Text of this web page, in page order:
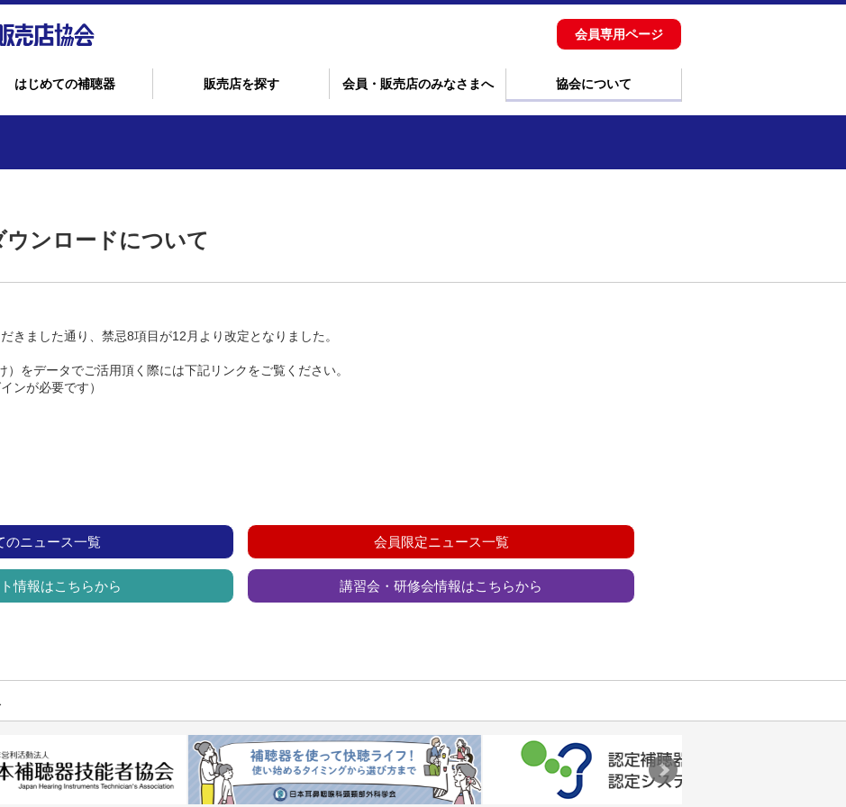
会員専用ページ
はじめての補聴器 販売店を探す 会員・販売店のみなさまへ 協会について
ウンロードについて
きました通り、禁忌8項目が12月より改定となりました。
をデータでご活用頂く際には下記リンクをご覧ください。
ンが必要です）
のニュース一覧 会員限定ニュース一覧
情報はこちらから 講習会・研修会情報はこちらから